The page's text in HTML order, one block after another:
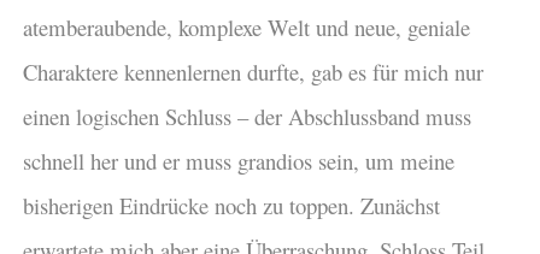
atemberaubende, komplexe Welt und neue, geniale
Charaktere kennenlernen durfte, gab es für mich nur
einen logischen Schluss – der Abschlussband muss
schnell her und er muss grandios sein, um meine
bisherigen Eindrücke noch zu toppen. Zunächst